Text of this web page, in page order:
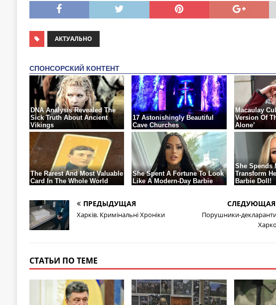
АКТУАЛЬНО
ПРЕДЫДУЩАЯ
Харків. Кримінальні Хроніки
СЛЕДУЮЩАЯ
Порушники-
СТАТЬИ ПО ТЕМЕ